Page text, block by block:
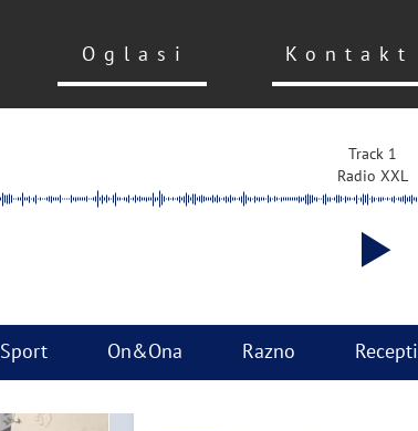
Oglasi Kontakt
Track 1
Radio XXL
Sport On&Ona Razno Recepti